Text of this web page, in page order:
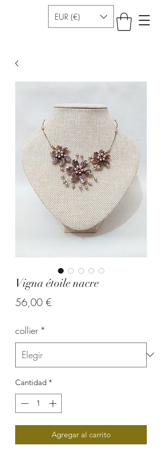
EUR (€)
Vigna étoile nacre
56,00 €Precio
collier *
Cantidad *
Agregar al carrito